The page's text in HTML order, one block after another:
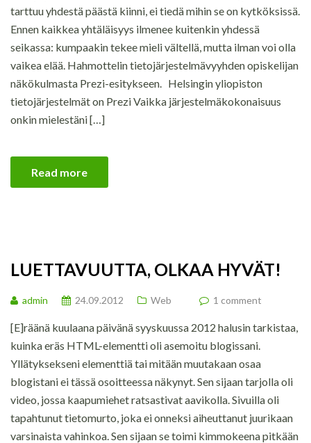
tarttuu yhdestä päästä kiinni, ei tiedä mihin se on kytköksissä.
Ennen kaikkea yhtäläisyys ilmenee kuitenkin yhdessä
seikassa: kumpaakin tekee mieli vältellä, mutta ilman voi olla
vaikea elää. Hahmottelin tietojärjestelmävyyhden opiskelijan
näkökulmasta Prezi-esitykseen. Helsingin yliopiston
tietojärjestelmät on Prezi Vaikka järjestelmäkokonaisuus
onkin mielestäni […]
Read more
LUETTAVUUTTA, OLKAA HYVÄT!
admin 24.09.2012 Web 1 comment
[E]räänä kuulaana päivänä syyskuussa 2012 halusin tarkistaa,
kuinka eräs HTML-elementti oli asemoitu blogissani.
Yllätyksekseni elementtiä tai mitään muutakaan osaa
blogistani ei tässä osoitteessa näkynyt. Sen sijaan tarjolla oli
video, jossa kaapumiehet ratsastivat aavikolla. Sivuilla oli
tapahtunut tietomurto, joka ei onneksi aiheuttanut juurikaan
varsinaista vahinkoa. Sen sijaan se toimi kimmokeena pitkään